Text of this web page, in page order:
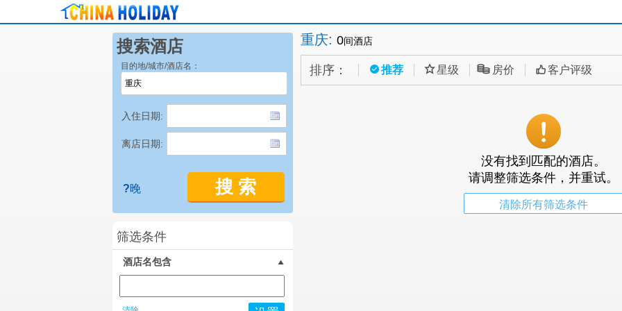
搜索酒店
目的地/城市/酒店名：
入住日期:
离店日期:
?晚 搜 索
筛选条件
酒店名包含
重庆: 0间酒店
排序： 推荐 星级 房价 客户评级
没有找到匹配的酒店。
请调整筛选条件，并重试。
清除所有筛选条件